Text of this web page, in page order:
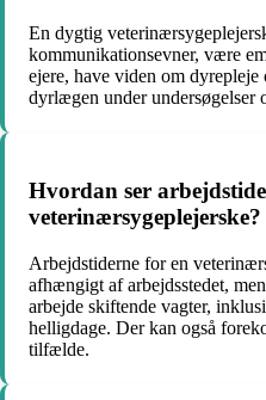
En dygtig
kommunikationsevner, være
ejere, have viden om
dyrlægen under undersøgelser
Hvordan ser
veterinærsygeplejerske?
Arbejdstiderne for en
afhængigt af arbejdsstedet,
arbejde skiftende vagter,
helligdage. Der kan også
tilfælde.